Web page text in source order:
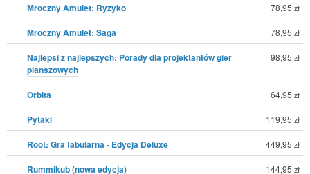
Mroczny Amulet: Ryzyko 78,95 zł
Mroczny Amulet: Saga 78,95 zł
Najlepsi z najlepszych: Porady dla projektantów gier
planszowych
98,95 zł
Orbita 64,95 zł
Pytaki 119,95 zł
Root: Gra fabularna - Edycja Deluxe 449,95 zł
Rummikub (nowa edycja) 144,95 zł